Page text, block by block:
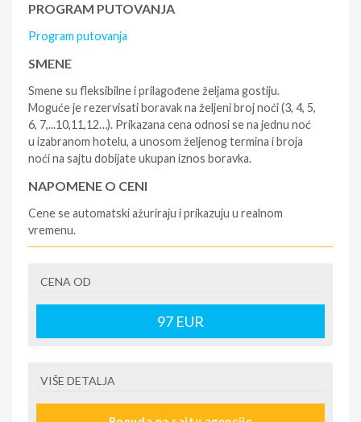
PROGRAM PUTOVANJA
Program putovanja
SMENE
Smene su fleksibilne i prilagođene željama gostiju.
Moguće je rezervisati boravak na željeni broj noći (3, 4, 5,
6, 7,...10,11,12…). Prikazana cena odnosi se na jednu noć
u izabranom hotelu, a unosom željenog termina i broja
noći na sajtu dobijate ukupan iznos boravka.
NAPOMENE O CENI
Cene se automatski ažuriraju i prikazuju u realnom
vremenu.
- rezervisane i potvrđene usluge u izabranoj smeštajnoj
jedinici prema opisu - korišćenje hotelskih sadržaja
prema opisu - uslugu rezervacije - organizaciju
putovanja
krizu) na destinaciji, plaćaju se na recepciji
CENA OD
97 EUR
VIŠE DETALJA